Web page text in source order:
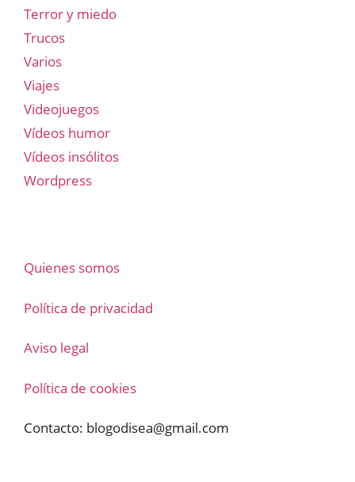
Terror y miedo
Trucos
Varios
Viajes
Videojuegos
Vídeos humor
Vídeos insólitos
Wordpress
Quienes somos
Política de privacidad
Aviso legal
Política de cookies
Contacto: blogodisea@gmail.com